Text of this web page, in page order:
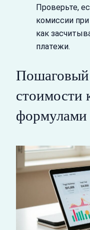
Проверьте,
комиссии
как
платежи.
Пошаговый
стоимости
формулами